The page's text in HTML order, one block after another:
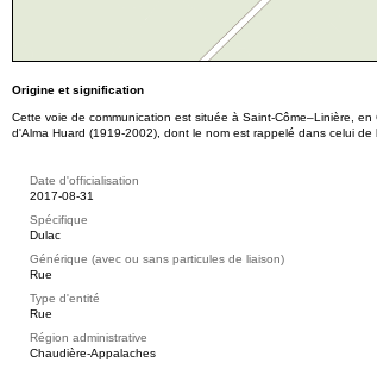
Origine et signification
Cette voie de communication est située à Saint-Côme–Linière,
d'Alma Huard (1919-2002), dont le nom est rappelé dans celui de
Date d'officialisation
2017-08-31
Spécifique
Dulac
Générique (avec ou sans particules de liaison)
Rue
Type d'entité
Rue
Région administrative
Chaudière-Appalaches